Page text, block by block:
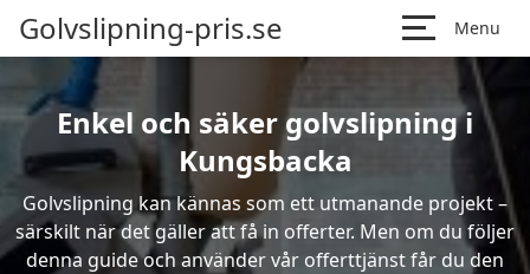
Golvslipning-pris.se Menu
Enkel och säker golvslipning i
Kungsbacka
Golvslipning kan kännas som ett utmanande projekt –
särskilt när det gäller att få in offerter. Men om du följer
denna guide och använder vår offerttjänst får du den